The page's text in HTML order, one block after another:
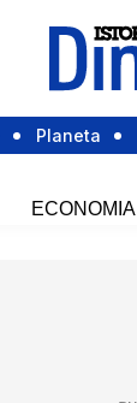
Planeta
ECONOMIA